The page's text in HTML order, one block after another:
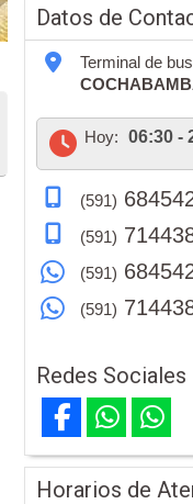
Datos de
Terminal de
Hoy: 06:30 -
(591)
(591)
(591)
(591)
Redes Sociales
Horarios de